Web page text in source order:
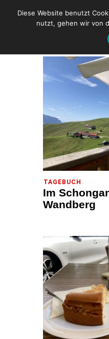
TAGEBUCH
Im
Wandberg
Diese Website benutzt
nutzt, gehen wir von